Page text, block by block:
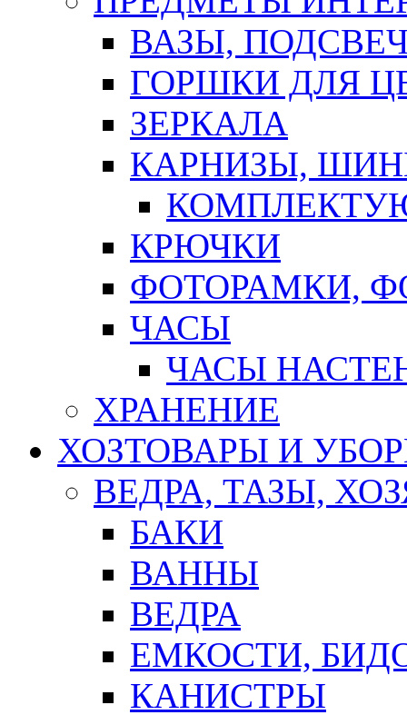
ВАЗЫ,
ГОРШКИ ДЛЯ
ЗЕРКАЛА
КАРНИЗЫ,
КРЮЧКИ
ФОТОРАМКИ,
ЧАСЫ
ЧАСЫ
ХРАНЕНИЕ
ХОЗТОВАРЫ И
ВЕДРА, ТАЗЫ,
БАКИ
ВАННЫ
ВЕДРА
ЕМКОСТИ,
КАНИСТРЫ